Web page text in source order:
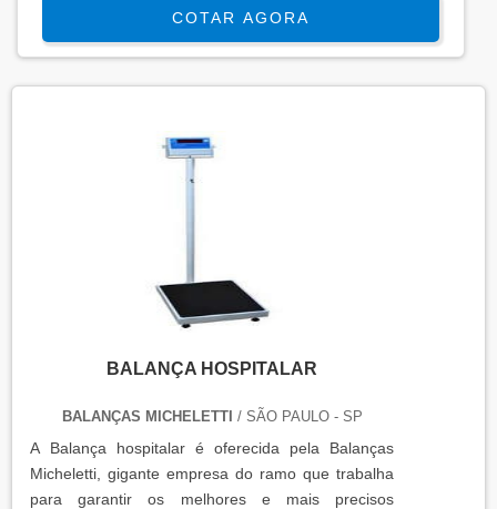
COTAR AGORA
BALANÇA HOSPITALAR
BALANÇAS MICHELETTI / SÃO PAULO - SP
A Balança hospitalar é oferecida pela Balanças
Micheletti, gigante empresa do ramo que trabalha
para garantir os melhores e mais precisos